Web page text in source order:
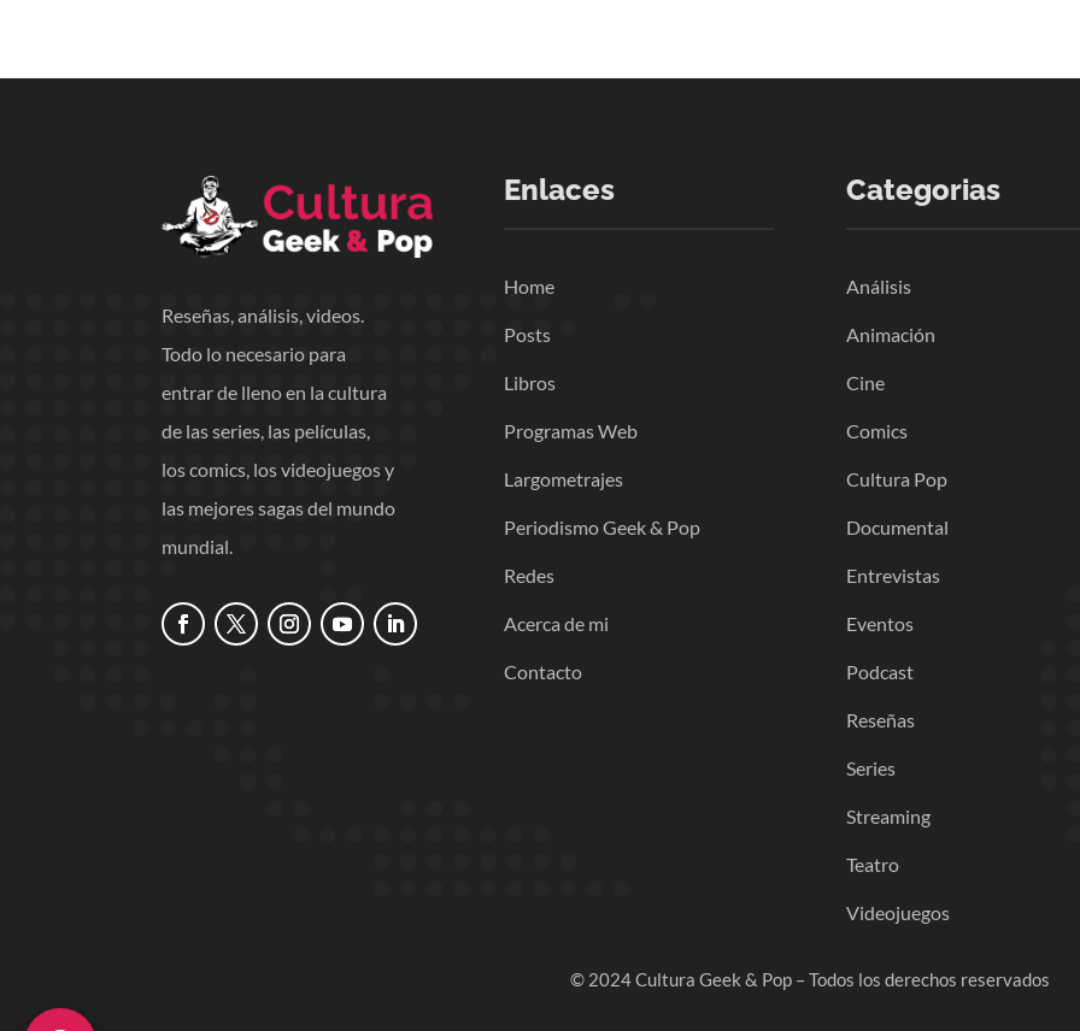
Reseñas, análisis, videos.
Todo lo necesario para
entrar de lleno en la cultura
de las series, las películas,
los comics, los videojuegos y
las mejores sagas del mundo
mundial.
Enlaces
Home
Posts
Libros
Programas Web
Largometrajes
Periodismo Geek & Pop
Redes
Acerca de mi
Contacto
Categorias
Análisis
Animación
Cine
Comics
Cultura Pop
Documental
Entrevistas
Eventos
Podcast
Reseñas
Series
Streaming
Teatro
Videojuegos
© 2024 Cultura Geek & Pop – Todos los derechos reservados